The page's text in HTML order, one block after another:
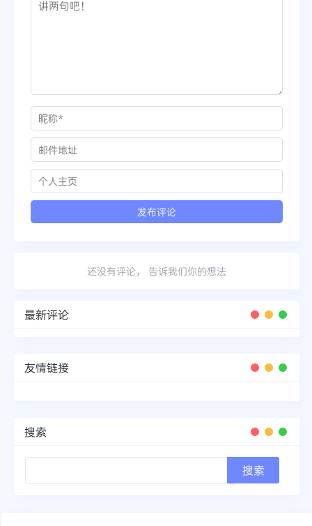
还没有评论， 告诉我们你的想法
最新评论
友情链接
搜索